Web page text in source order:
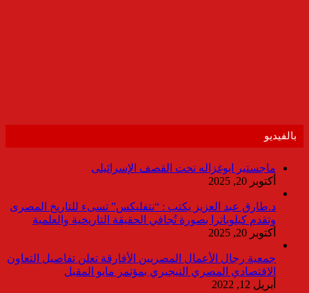
بالفيديو
ماجستير ابوغزاله تحت القصف الإسرائيلى
أكتوبر 20, 2025
د.طارق عبد العزيز يكتب : “نتفليكس” تسىء للتاريخ المصرى
وتقدم كيلوباترا بصورة تُجافي الحقيقة التاريخية والعلمية
أكتوبر 20, 2025
جمعية رجال الأعمال المصريين الأفارقة تعلن تفاصيل التعاون
الاقتصادي المصري النيجيري بمؤتمر مايو المقبل
أبريل 12, 2022